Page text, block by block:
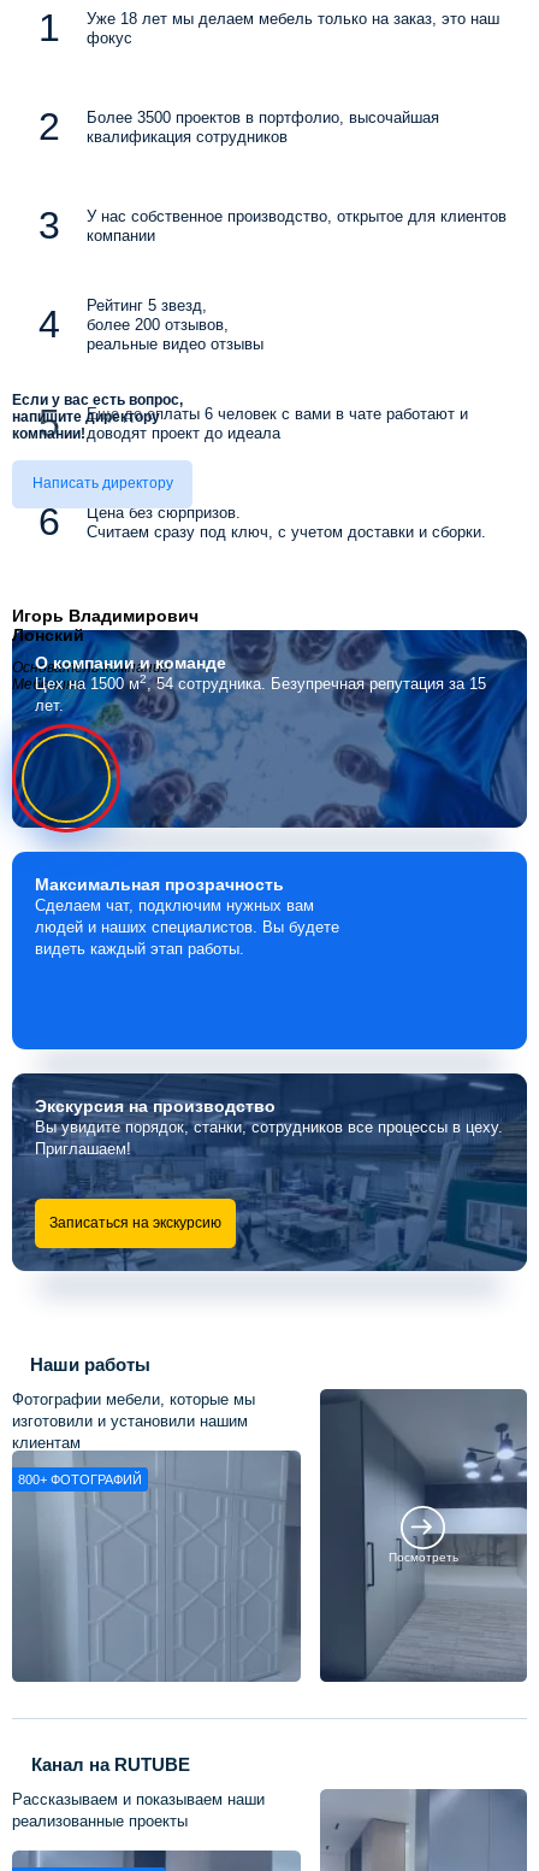
Уже 18 лет мы делаем мебель только на заказ, это наш
фокус
Более 3500 проектов в портфолио, высочайшая
квалификация сотрудников
У нас собственное производство, открытое для клиентов
компании
Рейтинг 5 звезд,
более 200 отзывов,
реальные видео отзывы
Еще до оплаты 6 человек с вами в чате работают и
доводят проект до идеала
Цена без сюрпризов.
Считаем сразу под ключ, с учетом доставки и сборки.
Если у вас есть вопрос,
напишите директору
компании!
Написать директору
Игорь Владимирович
Лонский
Основатель компании
Мебелино
О компаниии команде
Цех на 1500 м2, 54 сотрудника. Безупречная репутация за 15
лет.
Максимальная прозрачность
Сделаем чат, подключим нужных вам
людей и наших специалистов. Вы будете
видеть каждый этап работы.
Экскурсияна производство
Вы увидите порядок, станки, сотрудников все процессы в цеху.
Приглашаем!
Записаться на экскурсию
Наши работы
Фотографии мебели, которые мы
изготовили и установили нашим
клиентам
800+ ФОТОГРАФИЙ
Посмотреть
Канал на RUTUBE
Рассказываем и показываем наши
реализованные проекты